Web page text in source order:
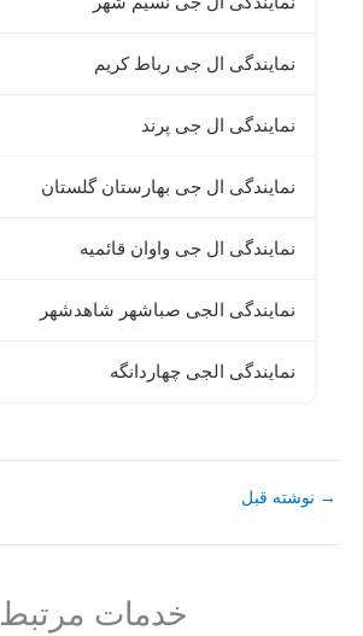
نمایندگی ال جی رباط کریم
نمایندگی ال جی پرند
نمایندگی ال جی بهارستان گلستان
نمایندگی ال جی واوان قائمیه
نمایندگی الجی صباشهر شاهدشهر
نمایندگی الجی چهاردانگه
→ نوشته قبل
خدمات مرتبط